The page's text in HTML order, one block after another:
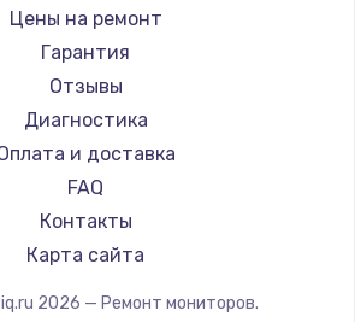
2500 руб.
Заказать
видеокарты
1600 руб.
Заказать
разъема питания
880 руб.
Hisense
АОС
Ardor
Machenike
iru
Titan Army
iFFALCON
Dahua
Цены на ремонт
Гарантия
Отзывы
Диагностика
и доставка
FAQ
Контакты
Карта сайта
2026 — Ремонт мониторов.